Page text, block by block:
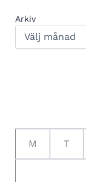
Arkiv
M T